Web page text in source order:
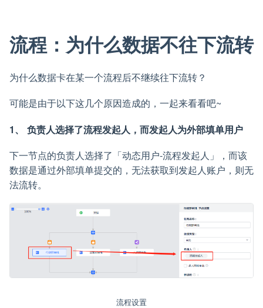
流程：为什么数据不往下流转
为什么数据卡在某一个流程后不继续往下流转？
可能是由于以下这几个原因造成的，一起来看看吧~
1、 负责人选择了流程发起人，而发起人为外部填单用户
下一节点的负责人选择了「动态用户-流程发起人」，而该
数据是通过外部填单提交的，无法获取到发起人账户，则无
法流转。
流程设置